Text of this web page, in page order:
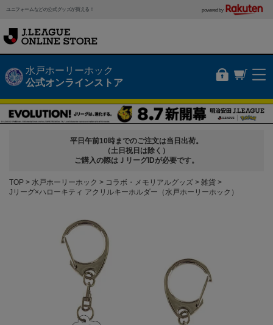
ユニフォームなどの公式グッズが買える！ powered by
水戸ホーリーホック
公式オンラインストア
平日午前10時までのご注文は当日出荷。
（土日祝日は除く）
ご購入の際はＪリーグIDが必要です。
TOP 水戸ホーリーホック コラボ・メモリアルグッズ
雑貨
Jリーグ×ハローキティ アクリルキーホルダー（水戸ホーリーホック）